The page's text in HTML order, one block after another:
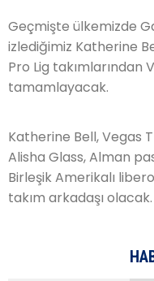
Geçmişte ülkemizde
izlediğimiz Katherine
Pro Lig takımlarından
tamamlayacak.
Katherine Bell, Vegas
Alisha Glass, Alman
Birleşik Amerikalı
takım arkadaşı olacak.